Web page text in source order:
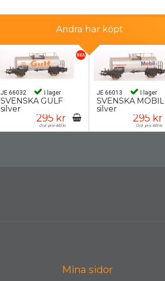
Andra har köpt
JE 66032 I lager
SVENSKA GULF
silver
295 kr
Ord. pris 445 kr
JE 66013 I lager
SVENSKA MOBIL
silver
295 kr
Ord. pris 445 kr
Mina sidor